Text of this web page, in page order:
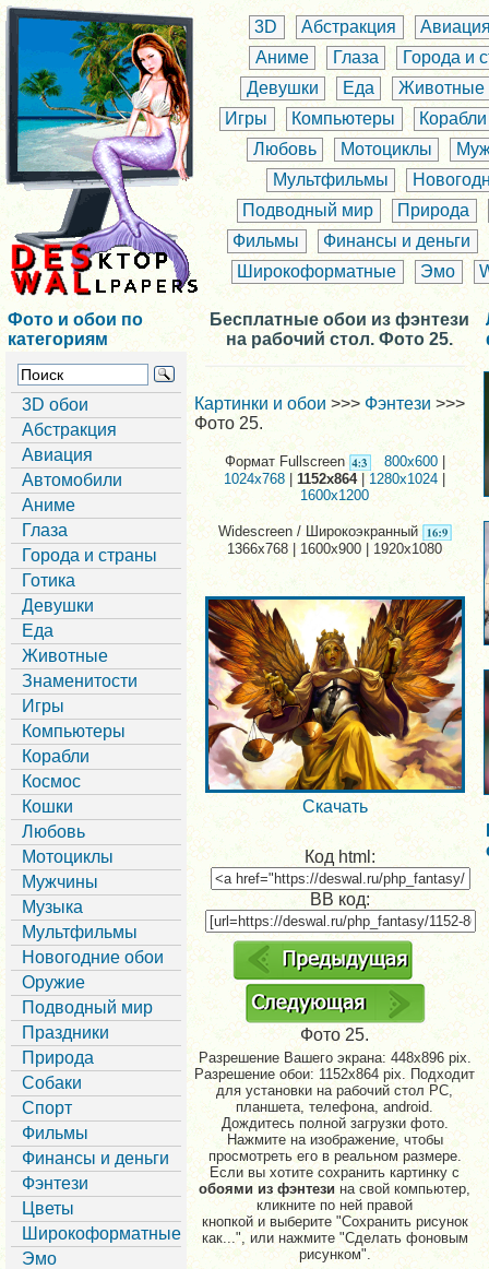
3D Абстракция
Аниме
Глаза
Города и
Девушки
Еда
Животные
Игры
Компьютеры
Корабли
Любовь
Мотоциклы
Мультфильмы
Подводный мир
Природа
Фильмы
Финансы и деньги
Широкоформатные
Эмо
Фото и обои по
категориям
3D обои
Абстракция
Авиация
Автомобили
Аниме
Глаза
Города и страны
Готика
Девушки
Еда
Животные
Знаменитости
Игры
Компьютеры
Корабли
Космос
Кошки
Любовь
Мотоциклы
Мужчины
Музыка
Мультфильмы
Новогодние обои
Оружие
Подводный мир
Праздники
Природа
Собаки
Спорт
Фильмы
Финансы и деньги
Фэнтези
Цветы
Широкоформатные
Эмо
Бесплатные обои из фэнтези
на рабочий стол. Фото 25.
Картинки и обои >>> Фэнтези >>>
Фото 25.
Формат Fullscreen 800x600
1024x768 |1152x864|1280x1024
1600x1200
Widescreen / Широкоэкранный
1366x768 | 1600x900 | 1920x1080
Скачать
Код html:
BB код:
Фото 25.
Разрешение Вашего экрана: 448x896 pix.
Разрешение обои: 1152x864 pix. Подходит
для установки на рабочий стол PC,
планшета, телефона, android.
Дождитесь полной загрузки фото.
Нажмите на изображение, чтобы
просмотреть его в реальном размере.
Если вы хотите сохранить картинку с
обоями из фэнтези на свой компьютер,
кликните по ней правой
кнопкой и выберите "Сохранить рисунок
как...", или нажмите "Сделать фоновым
рисунком".